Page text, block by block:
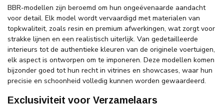
BBR-modellen zijn beroemd om hun ongeëvenaarde aandacht
voor detail. Elk model wordt vervaardigd met materialen van
topkwaliteit, zoals resin en premium afwerkingen, wat zorgt voor
strakke lijnen en een realistisch uiterlijk. Van gedetailleerde
interieurs tot de authentieke kleuren van de originele voertuigen,
elk aspect is ontworpen om te imponeren. Deze modellen komen
bijzonder goed tot hun recht in vitrines en showcases, waar hun
precisie en schoonheid volledig kunnen worden gewaardeerd.
Exclusiviteit voor Verzamelaars